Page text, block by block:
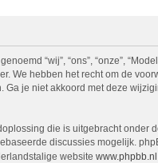
“wij”, “ons”, “onze”,
We hebben het recht om de
je niet akkoord met deze
die is uitgebracht onder
discussies mogelijk.
website www.phpbb.nl